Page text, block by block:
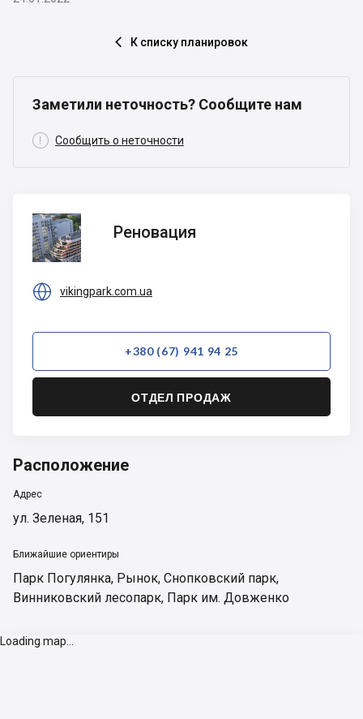
 К списку планировок
Заметили неточность? Сообщите нам
 Сообщить о неточности
Реновация
Реновация
 vikingpark.com.ua
+380 (67) 941 94 25
ОТДЕЛ ПРОДАЖ
Расположение
Адрес
ул. Зеленая, 151
Ближайшие ориентиры
Парк Погулянка, Рынок, Снопковский парк,
Винниковский лесопарк, Парк им. Довженко
Loading map...